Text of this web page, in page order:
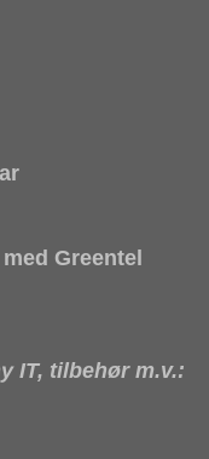
Greentel
IT, tilbehør m.v.: